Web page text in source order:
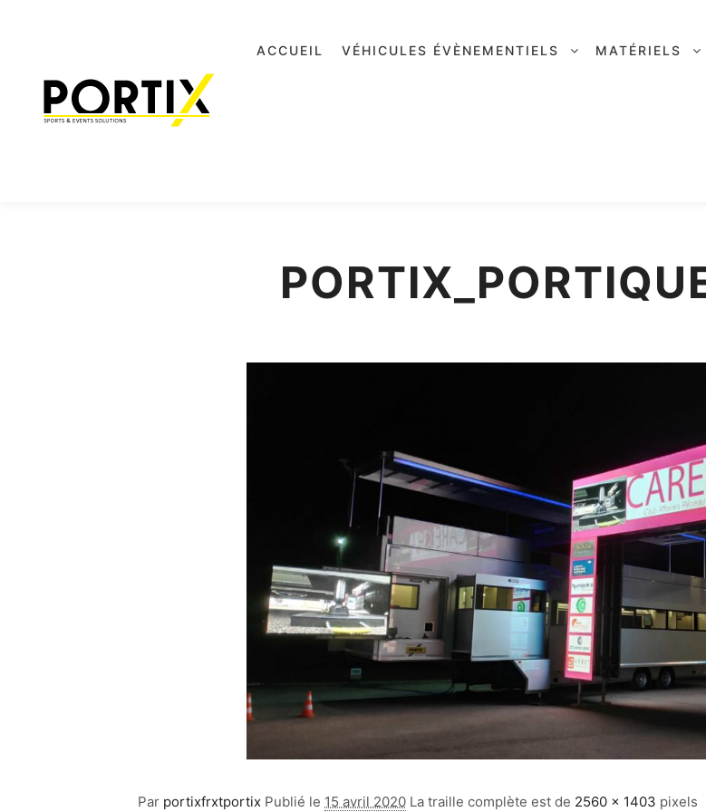
ACCUEIL VÉHICULES ÉVÈNEMENTIELS MATÉRIELS
Par portixfrxtportix Publié le 15 avril 2020 La traille complète est de 2560 × 1403 pixels